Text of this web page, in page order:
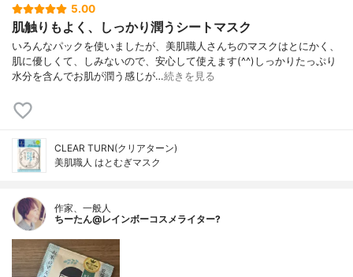
5.00
肌触りもよく、しっかり潤うシートマスク
いろんなパックを使いましたが、美肌職人さんちのマスクはとにかく、
肌に優しくて、しみないので、安心して使えます(^^)しっかりたっぷり
水分を含んでお肌が潤う感じが…続きを見る
CLEAR TURN(クリアターン)
美肌職人 はとむぎマスク
作家、一般人
ちーたん@レインボーコスメライター?